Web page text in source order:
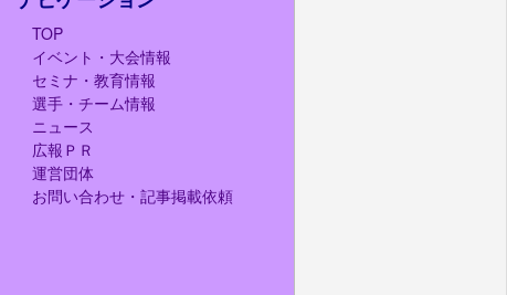
TOP
イベント・大会情報
セミナ・教育情報
選手・チーム情報
ニュース
広報ＰＲ
運営団体
お問い合わせ・記事掲載依頼